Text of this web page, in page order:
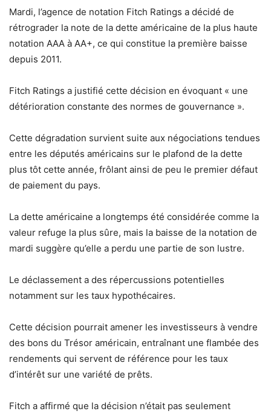
Mardi, l’agence de notation Fitch Ratings a décidé de
rétrograder la note de la dette américaine de la plus haute
notation AAA à AA+, ce qui constitue la première baisse
depuis 2011.
Fitch Ratings a justifié cette décision en évoquant « une
détérioration constante des normes de gouvernance ».
Cette dégradation survient suite aux négociations tendues
entre les députés américains sur le plafond de la dette
plus tôt cette année, frôlant ainsi de peu le premier défaut
de paiement du pays.
La dette américaine a longtemps été considérée comme la
valeur refuge la plus sûre, mais la baisse de la notation de
mardi suggère qu’elle a perdu une partie de son lustre.
Le déclassement a des répercussions potentielles
notamment sur les taux hypothécaires.
Cette décision pourrait amener les investisseurs à vendre
des bons du Trésor américain, entraînant une flambée des
rendements qui servent de référence pour les taux
d’intérêt sur une variété de prêts.
Fitch a affirmé que la décision n’était pas seulement